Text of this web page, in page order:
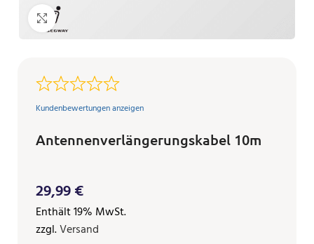
Klicken zum Vergrößern
Kundenbewertungen anzeigen
Antennenverlängerungskabel 10m
29,99€
Enthält 19% MwSt.
zzgl.Versand